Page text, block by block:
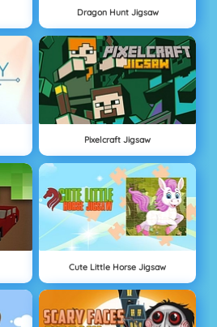
Dragon Hunt Jigsaw
Pixelcraft Jigsaw
Cute Little Horse Jigsaw